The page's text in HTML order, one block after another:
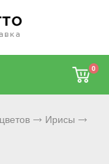
0
Ирисы